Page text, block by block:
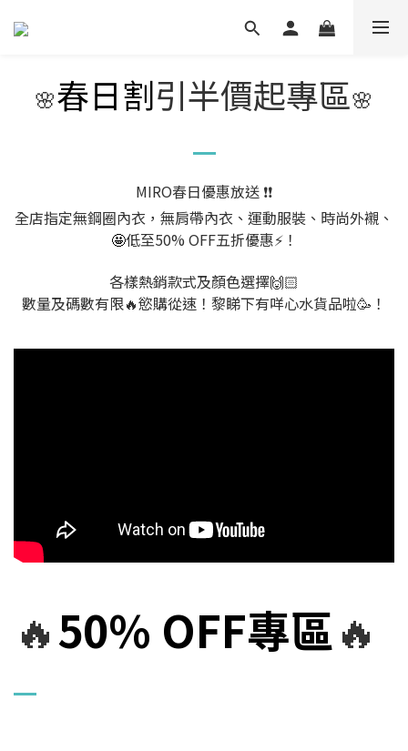
🌸春日割引半價起專區🌸
MIRO春日優惠放送 ❗❗
全店指定無鋼圈內衣， 無肩帶內衣、運動服裝、時尚外襯、
🤩低至50% OFF五折優惠⚡！
各樣熱銷款式及顏色選擇🙌🏻
數量及碼數有限🔥慾購從速！黎睇下有咩心水貨品啦🥳 ！
🔥50% OFF專區🔥